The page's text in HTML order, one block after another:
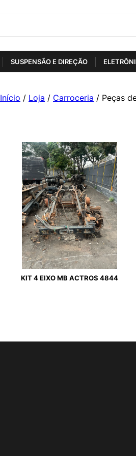
SUSPENSÃO E DIREÇÃO
Início / Loja / Carroceria / Peças
KIT 4 EIXO MB ACTROS 4844